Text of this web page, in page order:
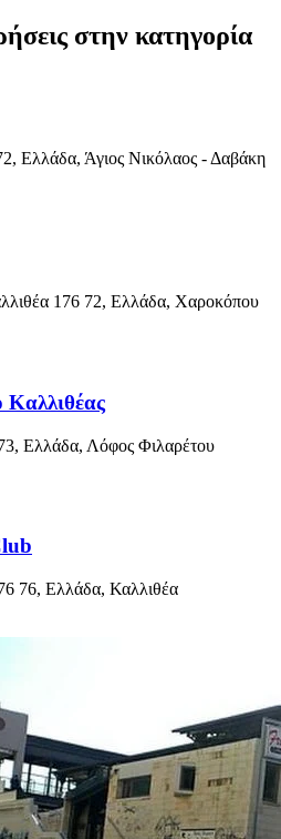
στην κατηγορία
Ελλάδα, Άγιος Νικόλαος - Δαβάκη
176 72, Ελλάδα, Χαροκόπου
Καλλιθέας
Ελλάδα, Λόφος Φιλαρέτου
76, Ελλάδα, Καλλιθέα